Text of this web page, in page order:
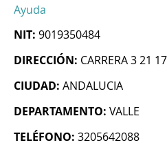
Ayuda
NIT: 9019350484
DIRECCIÓN: CARRERA 3 21
CIUDAD: ANDALUCIA
DEPARTAMENTO: VALLE
TELÉFONO: 3205642088